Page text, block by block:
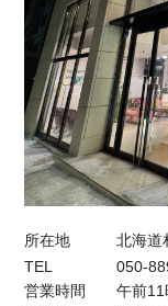
所在地
北海道
TEL
050-
営業時間
午前